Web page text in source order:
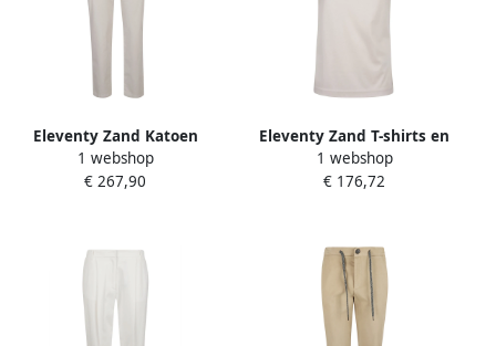
Eleventy Zand Katoen
Elastaan Broek Made in
Italy Beige Dames
1 webshop
€ 267,90
Eleventy Zand T-shirts en
Polos Gemaakt in Italië
Beige Dames
1 webshop
€ 176,72